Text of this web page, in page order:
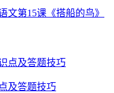
文第15课《搭船的鸟》
及答题技巧